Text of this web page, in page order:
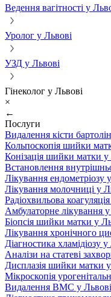
Ведення вагітності у
Уролог у Львові
УЗД у Львові
Гінеколог у Львові
×
←
Послуги
Видалення кісти
Кольпоскопія шийки
Конізація шийки матки у
Встановлення
Лікування ендометріозу
Лікування молочниці у
Радіохвильова
Амбулаторне лікування
Біопсія шийки матки у
Лікування хронічного
Діагностика хламідіозу у
Аналізи на статеві
Дисплазія шийки матки
Мікроскопія
Видалення ВМС у Львові